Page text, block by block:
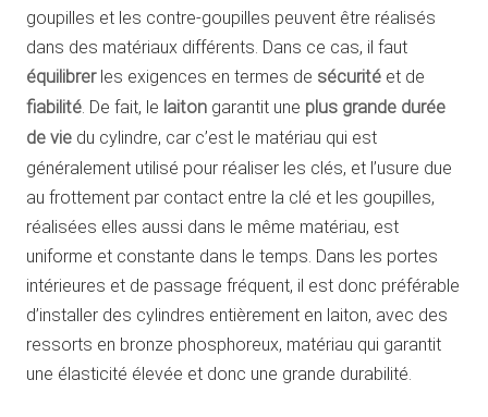
goupilles et les contre-goupilles peuvent être réalisés
dans des matériaux différents. Dans ce cas, il faut
équilibrerles exigences en termes de sécurité et de
fiabilité . De fait, le laiton garantit une plus grande durée
de vie du cylindre, car c’est le matériau qui est
généralement utilisé pour réaliser les clés, et l’usure due
au frottement par contact entre la clé et les goupilles,
réalisées elles aussi dans le même matériau, est
uniforme et constante dans le temps. Dans les portes
intérieures et de passage fréquent, il est donc préférable
d’installer des cylindres entièrement en laiton, avec des
ressorts en bronze phosphoreux, matériau qui garantit
une élasticité élevée et donc une grande durabilité.